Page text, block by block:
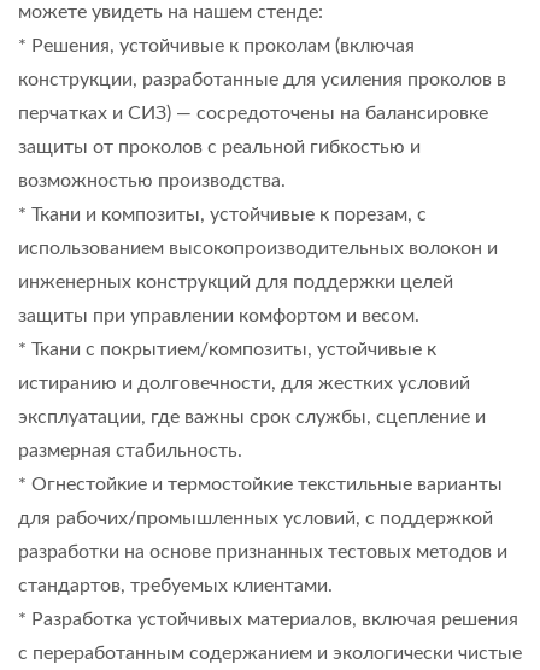
можете увидеть на нашем стенде:
* Решения, устойчивые к проколам (включая
конструкции, разработанные для усиления проколов в
перчатках и СИЗ) — сосредоточены на балансировке
защиты от проколов с реальной гибкостью и
возможностью производства.
* Ткани и композиты, устойчивые к порезам, с
использованием высокопроизводительных волокон и
инженерных конструкций для поддержки целей
защиты при управлении комфортом и весом.
* Ткани с покрытием/композиты, устойчивые к
истиранию и долговечности, для жестких условий
эксплуатации, где важны срок службы, сцепление и
размерная стабильность.
* Огнестойкие и термостойкие текстильные варианты
для рабочих/промышленных условий, с поддержкой
разработки на основе признанных тестовых методов и
стандартов, требуемых клиентами.
* Разработка устойчивых материалов, включая решения
с переработанным содержанием и экологически чистые